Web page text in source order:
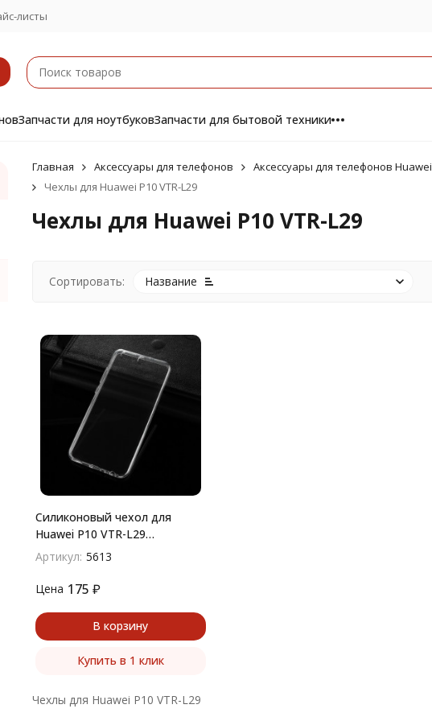
листы
Запчасти для ноутбуковЗапчасти для бытовой техники
Главная Аксессуары для телефонов Аксессуары для телефонов Huawei
Чехлы для Huawei P10 VTR-L29
Чехлы для Huawei P10 VTR-L29
Сортировать: Название
Силиконовый чехол для
Huawei P10 VTR-L29
(прозрачный)
Артикул: 5613
Цена 175 ₽
В корзину
Купить в 1 клик
Чехлы для Huawei P10 VTR-L29